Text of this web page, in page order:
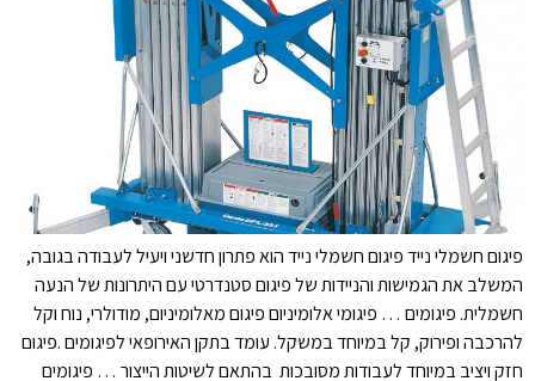
פיגום חשמלי נייד פיגום חשמלי נייד הוא פתרון חדשני ויעיל לעבודה בגובה,
המשלב את הגמישות והניידות של פיגום סטנדרטי עם היתרונות של הנעה
חשמלית. פיגומים … פיגומי אלומיניום פיגום מאלומיניום, מודולרי, נוח וקל
להרכבה ופירוק, קל במיוחד במשקל. עומד בתקן האירופאי לפיגומים .פיגום
חזק ויציב במיוחד לעבודות מסובכות בהתאם לשיטות הייצור … פיגומים